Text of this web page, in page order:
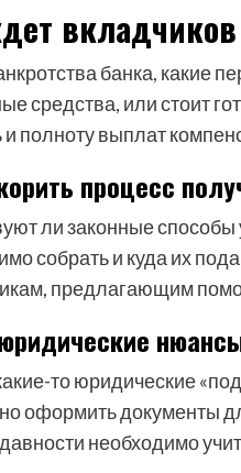
банка, какие
средства, или стоит
и полноту выплат
процесс
ли законные способы
собрать и куда их
предлагающим
то юридические
оформить документы
необходимо